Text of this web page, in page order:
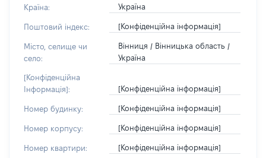
Країна: Україна
Поштовий індекс: [Конфіденційна інформація]
Місто, селище чи
село:
Вінниця / Вінницька область /
Україна
[Конфіденційна
Інформація]:
[Конфіденційна інформація]
Номер будинку: [Конфіденційна інформація]
Номер корпусу: [Конфіденційна інформація]
Номер квартири: [Конфіденційна інформація]